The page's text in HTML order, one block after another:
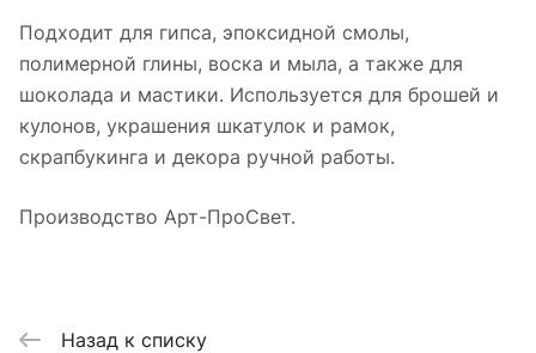
Подходит для гипса, эпоксидной смолы,
полимерной глины, воска и мыла, а также для
шоколада и мастики. Используется для брошей и
кулонов, украшения шкатулок и рамок,
скрапбукинга и декора ручной работы.
Производство Арт-ПроСвет.
Назад к списку